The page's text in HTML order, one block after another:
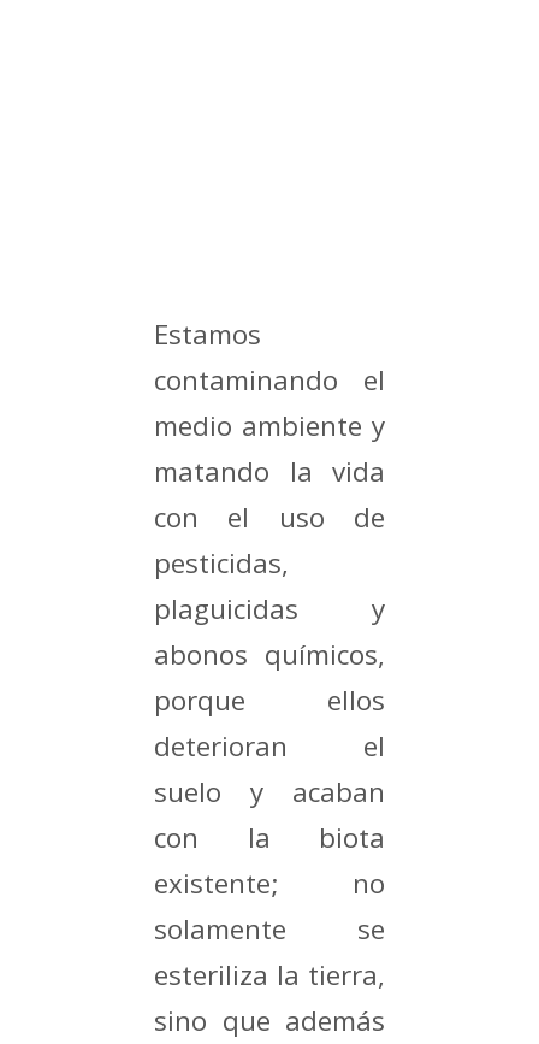
Estamos
contaminando el
medio ambiente y
matando la vida
con el uso de
pesticidas,
plaguicidas y
abonos químicos,
porque ellos
deterioran el
suelo y acaban
con la biota
existente; no
solamente se
esteriliza la tierra,
sino que además